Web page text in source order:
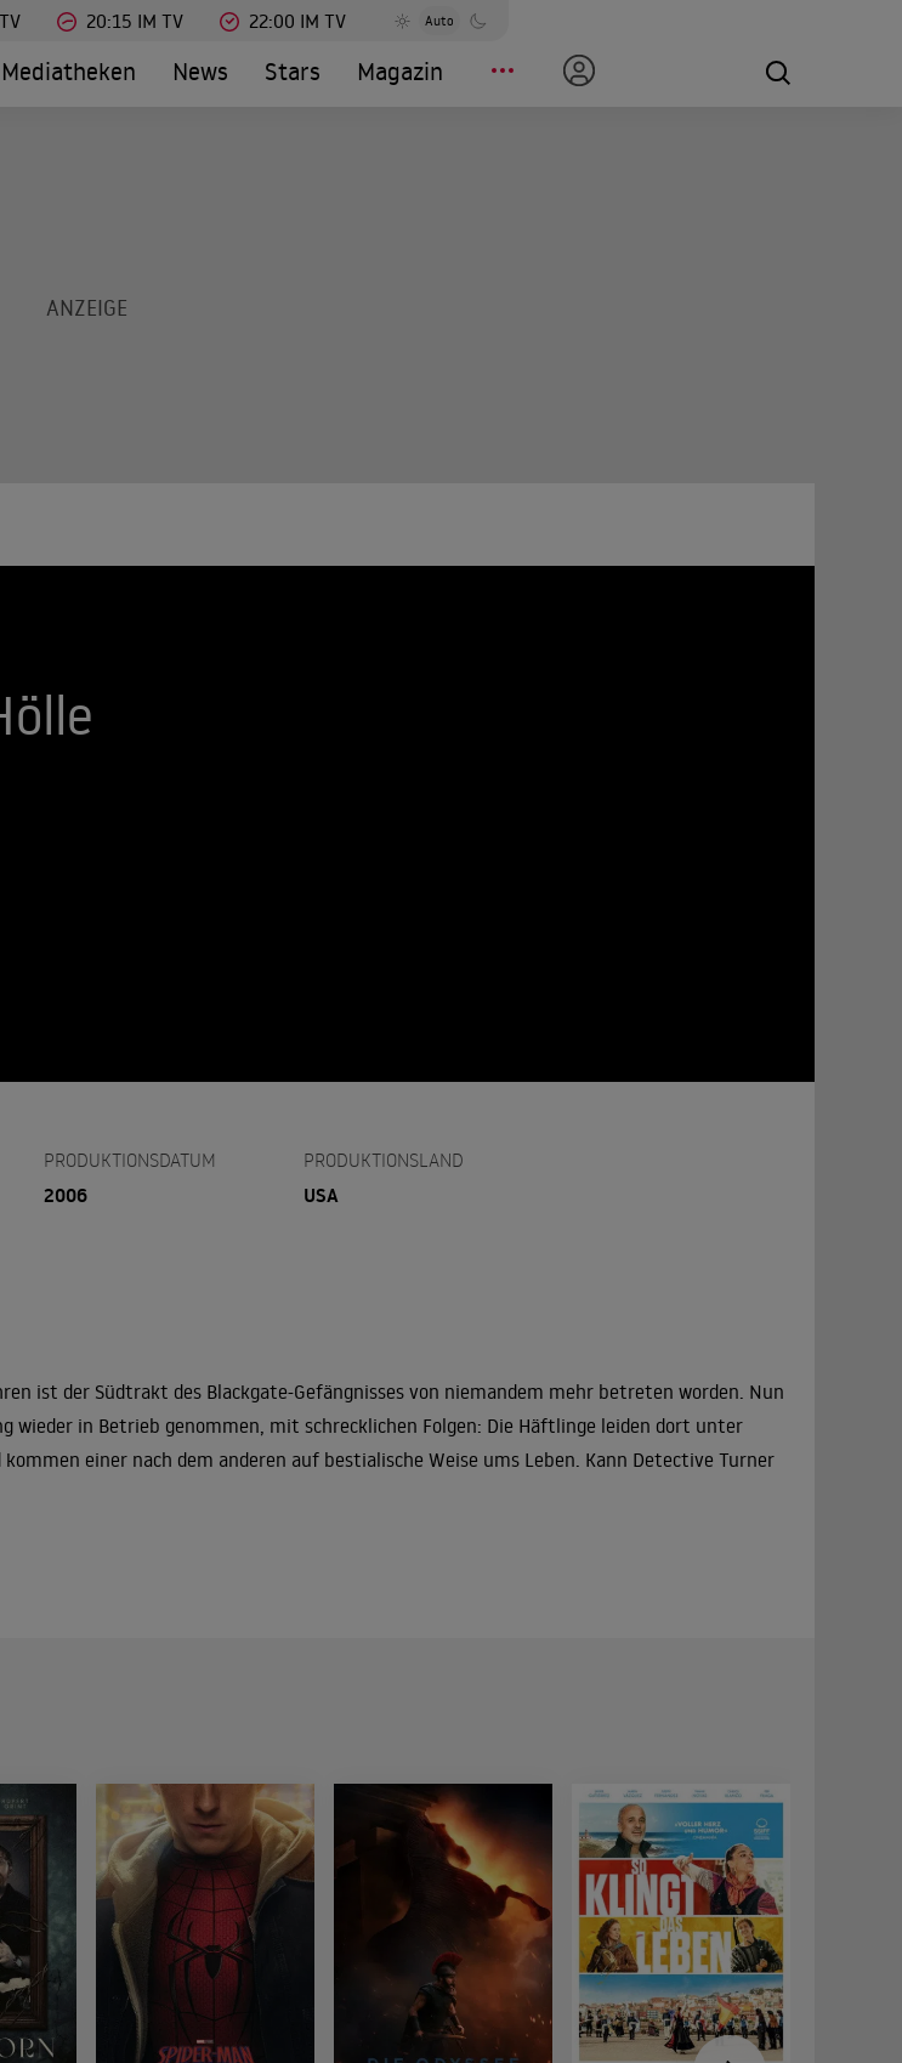
20:15 IM TV 22:00 IM TV Auto
Mediatheken News Stars Magazin
PRODUKTIONSDATUM
2006
PRODUKTIONSLAND
USA
ist der Südtrakt des Blackgate-Gefängnisses von niemandem mehr betreten worden. Nun
wieder in Betrieb genommen, mit schrecklichen Folgen: Die Häftlinge leiden dort unter
einer nach dem anderen auf bestialische Weise ums Leben. Kann Detective Turner